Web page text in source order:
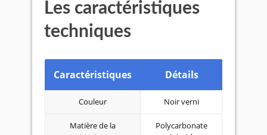
Les caractéristiques
techniques
Caractéristiques Détails
Couleur Noir verni
Matière de la
Polycarbonate